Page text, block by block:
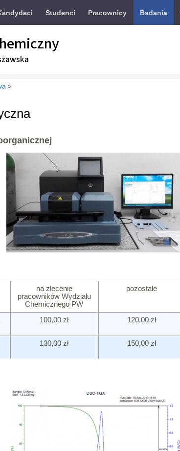
Studenci Pracownicy Badania
»
na zlecenie
pracowników Wydziału
Chemicznego PW
pozostałe
100,00 zł 120,00 zł
130,00 zł 150,00 zł